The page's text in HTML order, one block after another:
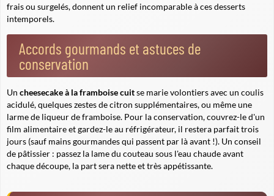
frais ou surgelés, donnent un relief incomparable à ces desserts
intemporels.
Accords gourmands et astuces de
conservation
Un cheesecake à la framboise cuitse marie volontiers avec un coulis
acidulé, quelques zestes de citron supplémentaires, ou même une
larme de liqueur de framboise. Pour la conservation, couvrez-le d'un
film alimentaire et gardez-le au réfrigérateur, il restera parfait trois
jours (sauf mains gourmandes qui passent par là avant !). Un conseil
de pâtissier : passez la lame du couteau sous l'eau chaude avant
chaque découpe, la part sera nette et très appétissante.